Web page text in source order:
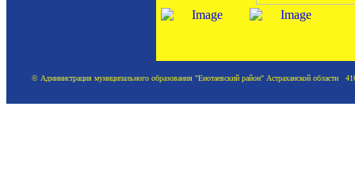
© Администрация муниципального образования "Енотаевский район" Астраханской области